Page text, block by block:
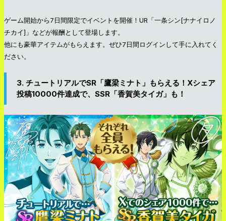
ゲーム開始から7日間限定でイベントを開催！UR「一条シン[ナナイロノ
チカイ]」などが報酬として登場します。
他にも豪華アイテムがもらえます。ぜひ7日間ログインして手に入れてく
ださい。
3. チュートリアルでSR「鷹梁ミナト」もらえる！Xシェア
投稿10000件達成で、SSR「香賀美タイガ」も！